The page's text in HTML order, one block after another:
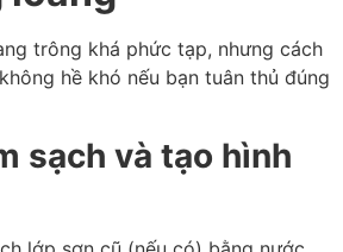
trông khá phức tạp, nhưng cách
hề khó nếu bạn tuân thủ đúng
sạch và tạo hình